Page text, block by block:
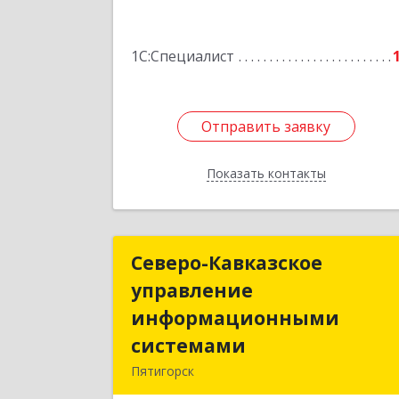
1С:Специалист 1
Отправить заявку
Показать контакты
Отправить заявку
Назад
Северо-Кавказское
управление
информационными
системами
Пятигорск
Северо-Кавказское
информационными